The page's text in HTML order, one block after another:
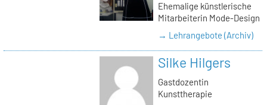
Ehemalige künstlerische
Mitarbeiterin Mode-Design
→ Lehrangebote (Archiv)
Silke Hilgers
Gastdozentin
Kunsttherapie